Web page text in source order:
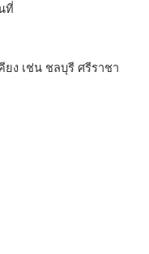
ที่
ง เช่น ชลบุรี ศรีราชา